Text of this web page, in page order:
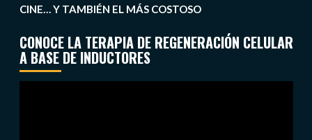
CINE… Y TAMBIÉN EL MÁS COSTOSO
CONOCE LA TERAPIA DE REGENERACIÓN CELULAR
A BASE DE INDUCTORES